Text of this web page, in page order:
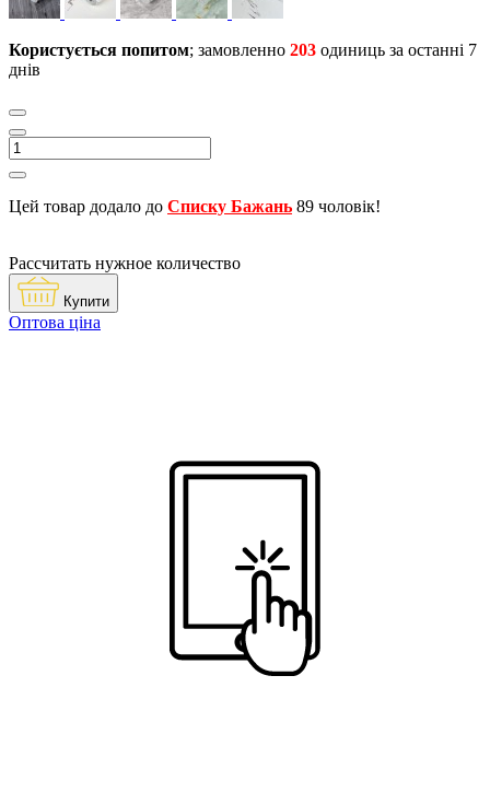
Користується попитом; замовленно 203 одиниць за останні 7
днів
Цей товар додало до Списку Бажань 89 чоловік!
Рассчитать нужное количество
Купити
Оптова ціна